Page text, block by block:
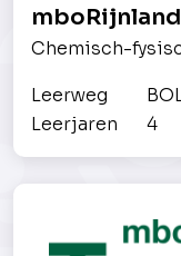
Chemisch-
Leerweg
Leerjaren
4